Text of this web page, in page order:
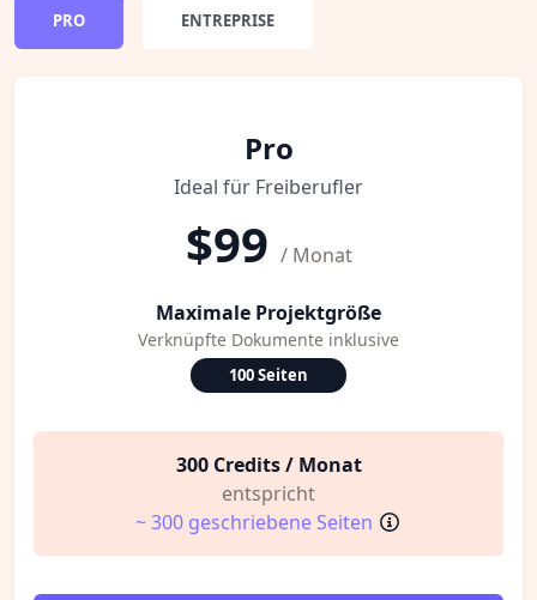
PRO ENTREPRISE
Pro
Ideal für Freiberufler
$99 / Monat
Maximale Projektgröße
Verknüpfte Dokumente inklusive
100 Seiten
300 Credits / Monat
entspricht
~ 300 geschriebene Seiten